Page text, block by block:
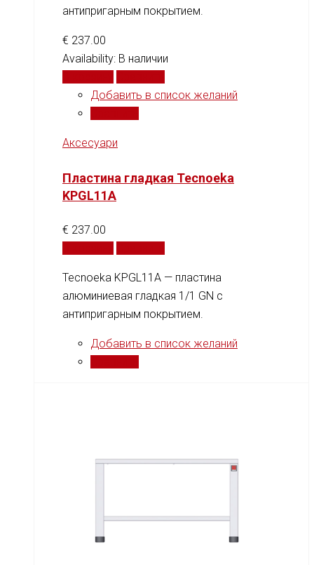
антипригарным покрытием.
€ 237.00
Availability: В наличии
Добавить в список желаний
Аксесуари
Пластина гладкая Tecnoeka
KPGL11A
€ 237.00
Tecnoeka KPGL11A — пластина
алюминиевая гладкая 1/1 GN с
антипригарным покрытием.
Добавить в список желаний